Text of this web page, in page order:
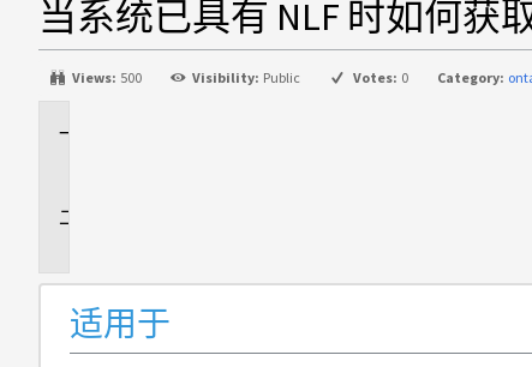
当系统已具有 NLF 时如何获
Views: 500 Visibility: Public Votes: 0 Category:
适用于